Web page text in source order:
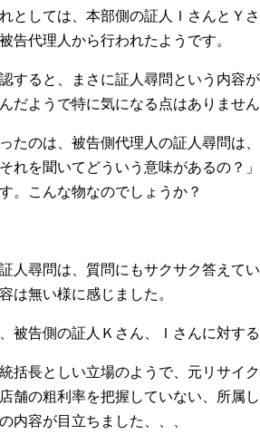
としては、本部側の証人ＩさんとＹ
告代理人から行われたようです。
すると、まさに証人尋問という内容
だようで特に気になる点はありません
たのは、被告側代理人の証人尋問は
れを聞いてどういう意味があるの？
。こんな物なのでしょうか？
人尋問は、質問にもサクサク答えて
は無い様に感じました。
被告側の証人Ｋさん、Ｉさんに対す
括長としい立場のようで、元リサイ
舗の粗利率を把握していない、所属
内容が目立ちました、、、